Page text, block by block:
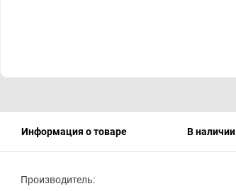
Информация о товаре В наличии
Производитель: